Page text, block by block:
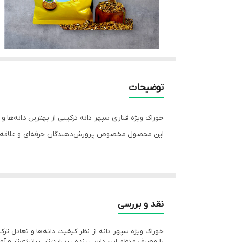
توضیحات
خوراک ویژه قناری سپهر دانه ترکیبی از بهترین
این محصول مخصوص پرورش‌دهندگان حرفه‌ای و
⚙️ توضیحات
نقد و بررسی
خوراک ویژه سپهر دانه از نظر کیفیت دانه‌ها و تعادل